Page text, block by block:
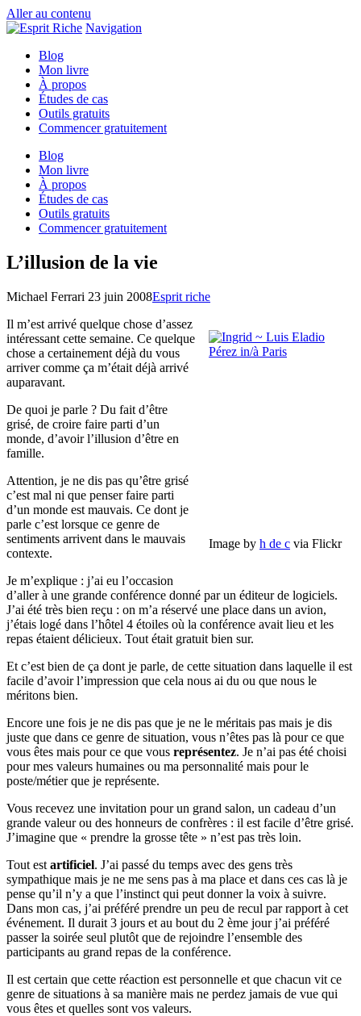
Aller au contenu
Navigation
Blog
Mon livre
À propos
Études de cas
Outils gratuits
Commencer gratuitement
Blog
Mon livre
À propos
Études de cas
Outils gratuits
Commencer gratuitement
L’illusion de la vie
Michael Ferrari 23 juin 2008Esprit riche
Image by h de c via Flickr
Il m’est arrivé quelque chose d’assez
intéressant cette semaine. Ce quelque
chose a certainement déjà du vous
arriver comme ça m’était déjà arrivé
auparavant.
De quoi je parle ? Du fait d’être
grisé, de croire faire parti d’un
monde, d’avoir l’illusion d’être en
famille.
Attention, je ne dis pas qu’être grisé
c’est mal ni que penser faire parti
d’un monde est mauvais. Ce dont je
parle c’est lorsque ce genre de
sentiments arrivent dans le mauvais
contexte.
Je m’explique : j’ai eu l’occasion
d’aller à une grande conférence donné par un éditeur de logiciels.
J’ai été très bien reçu : on m’a réservé une place dans un avion,
j’étais logé dans l’hôtel 4 étoiles où la conférence avait lieu et les
repas étaient délicieux. Tout était gratuit bien sur.
Et c’est bien de ça dont je parle, de cette situation dans laquelle il est
facile d’avoir l’impression que cela nous ai du ou que nous le
méritons bien.
Encore une fois je ne dis pas que je ne le méritais pas mais je dis
juste que dans ce genre de situation, vous n’êtes pas là pour ce que
vous êtes mais pour ce que vous représentez. Je n’ai pas été choisi
pour mes valeurs humaines ou ma personnalité mais pour le
poste/métier que je représente.
Vous recevez une invitation pour un grand salon, un cadeau d’un
grande valeur ou des honneurs de confrères : il est facile d’être grisé.
J’imagine que « prendre la grosse tête » n’est pas très loin.
Tout est artificiel. J’ai passé du temps avec des gens très
sympathique mais je ne me sens pas à ma place et dans ces cas là je
pense qu’il n’y a que l’instinct qui peut donner la voix à suivre.
Dans mon cas, j’ai préféré prendre un peu de recul par rapport à cet
événement. Il durait 3 jours et au bout du 2 ème jour j’ai préféré
passer la soirée seul plutôt que de rejoindre l’ensemble des
participants au grand repas de la conférence.
Il est certain que cette réaction est personnelle et que chacun vit ce
genre de situations à sa manière mais ne perdez jamais de vue qui
vous êtes et quelles sont vos valeurs.